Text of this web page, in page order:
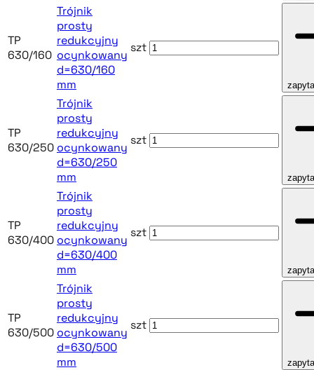
TP
630/160
Trójnik
prosty
redukcyjny
ocynkowany
d=630/160
mm
szt
TP
630/250
Trójnik
prosty
redukcyjny
ocynkowany
d=630/250
mm
szt
TP
630/400
Trójnik
prosty
redukcyjny
ocynkowany
d=630/400
mm
szt
TP
630/500
Trójnik
prosty
redukcyjny
ocynkowany
d=630/500
mm
szt